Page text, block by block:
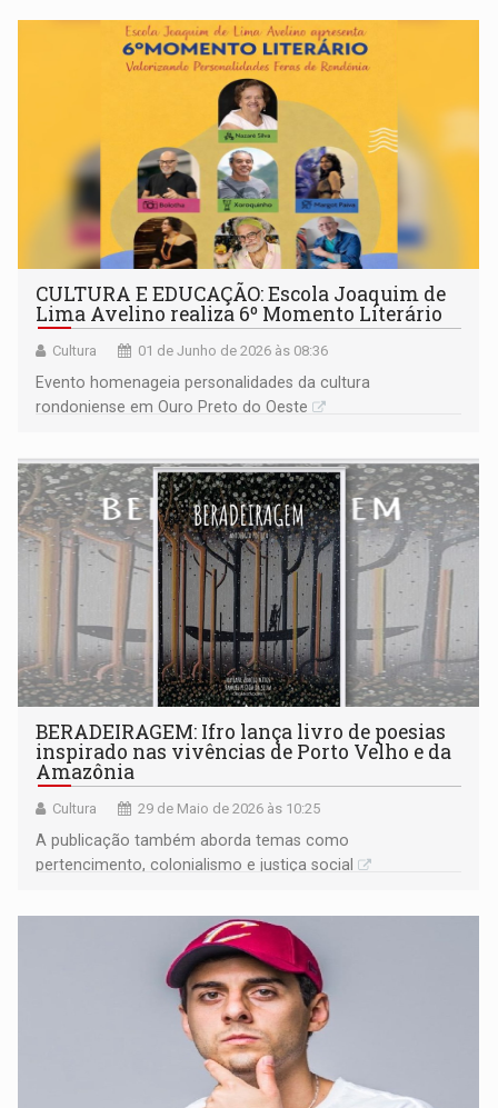
Negra
CULTURA E EDUCAÇÃO: Escola Joaquim de
Lima Avelino realiza 6º Momento Literário
Cultura 01 de Junho de 2026 às 08:36
Evento homenageia personalidades da cultura
rondoniense em Ouro Preto do Oeste
BERADEIRAGEM: Ifro lança livro de poesias
inspirado nas vivências de Porto Velho e da
Amazônia
Cultura 29 de Maio de 2026 às 10:25
A publicação também aborda temas como
pertencimento, colonialismo e justiça social